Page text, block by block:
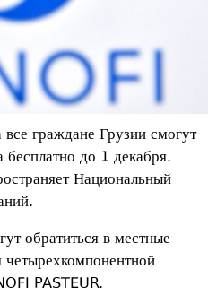
граждане Грузии смогут
бесплатно до 1 декабря.
Национальный
обратиться в местные
четырехкомпонентной
PASTEUR.